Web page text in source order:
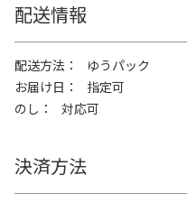
配送情報
配送方法
ゆうパック
お届け日
指定可
のし
対応可
決済方法